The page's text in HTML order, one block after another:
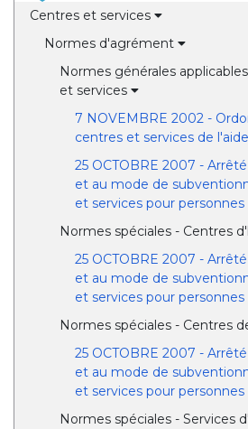
Centres et services
Normes d'agrément
Normes générales
et services
7 NOVEMBRE 2002 -
centres et services de
25 OCTOBRE 2007 -
et au mode de
et services pour
Normes spéciales - Centres
25 OCTOBRE 2007 -
et au mode de
et services pour
Normes spéciales - Centres
25 OCTOBRE 2007 -
et au mode de
et services pour
Normes spéciales - Services